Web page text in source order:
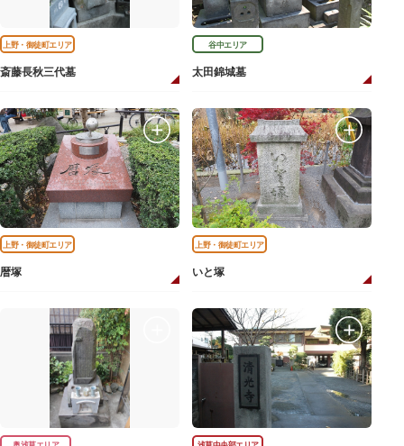
上野・御徒町エリア
斎藤長秋三代墓
谷中エリア
太田錦城墓
上野・御徒町エリア
暦塚
上野・御徒町エリア
いと塚